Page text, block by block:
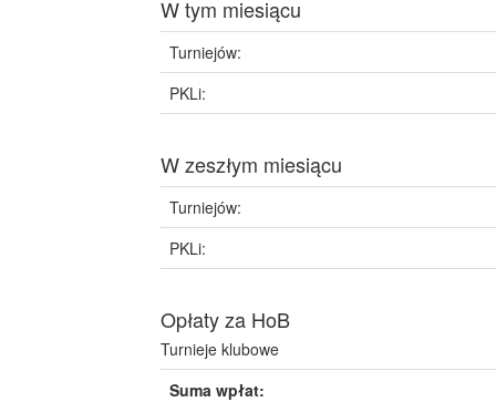
W tym miesiącu
Turniejów:
PKLi:
W zeszłym miesiącu
Turniejów:
PKLi:
Opłaty za HoB
Turnieje klubowe
Suma wpłat: